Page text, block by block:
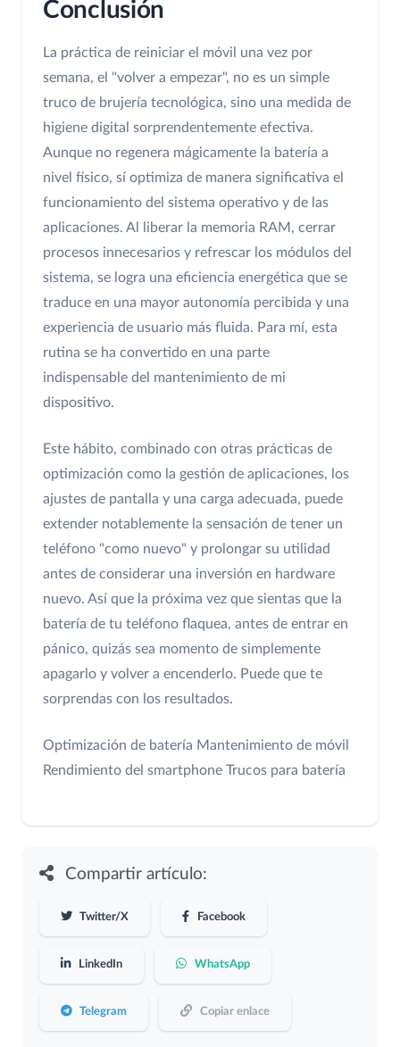
Conclusión
La práctica de reiniciar el móvil una vez por
semana, el "volver a empezar", no es un simple
truco de brujería tecnológica, sino una medida de
higiene digital sorprendentemente efectiva.
Aunque no regenera mágicamente la batería a
nivel físico, sí optimiza de manera significativa el
funcionamiento del sistema operativo y de las
aplicaciones. Al liberar la memoria RAM, cerrar
procesos innecesarios y refrescar los módulos del
sistema, se logra una eficiencia energética que se
traduce en una mayor autonomía percibida y una
experiencia de usuario más fluida. Para mí, esta
rutina se ha convertido en una parte
indispensable del mantenimiento de mi
dispositivo.
Este hábito, combinado con otras prácticas de
optimización como la gestión de aplicaciones, los
ajustes de pantalla y una carga adecuada, puede
extender notablemente la sensación de tener un
teléfono "como nuevo" y prolongar su utilidad
antes de considerar una inversión en hardware
nuevo. Así que la próxima vez que sientas que la
batería de tu teléfono flaquea, antes de entrar en
pánico, quizás sea momento de simplemente
apagarlo y volver a encenderlo. Puede que te
sorprendas con los resultados.
Optimización de batería Mantenimiento de móvil
Rendimiento del smartphone Trucos para batería
Compartir artículo:
Twitter/X Facebook
LinkedIn WhatsApp
Telegram Copiar enlace